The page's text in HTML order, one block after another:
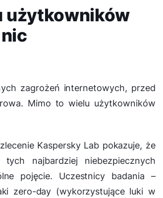
użytkowników
zagrożeń internetowych, przed
Mimo to wielu użytkowników
Kaspersky Lab pokazuje, że
najbardziej niebezpiecznych
pojęcie. Uczestnicy badania –
zero-day (wykorzystujące luki w